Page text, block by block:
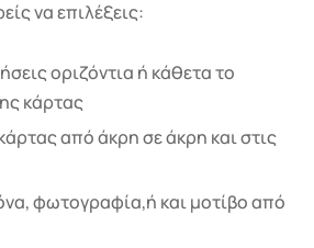
να επιλέξεις:
οριζόντια ή κάθετα το
κάρτας
από άκρη σε άκρη και στις
φωτογραφία,ή και μοτίβο από